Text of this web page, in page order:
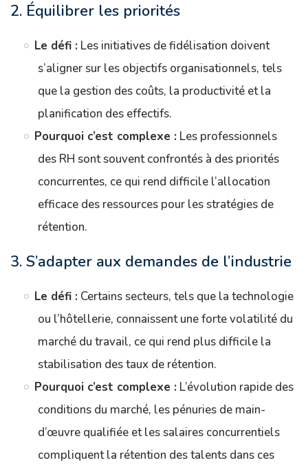
2. Équilibrer les priorités
Le défi : Les initiatives de fidélisation doivent
s’aligner sur les objectifs organisationnels, tels
que la gestion des coûts, la productivité et la
planification des effectifs.
Pourquoi c’est complexe : Les professionnels
des RH sont souvent confrontés à des priorités
concurrentes, ce qui rend difficile l’allocation
efficace des ressources pour les stratégies de
rétention.
3. S’adapter aux demandes de l’industrie
Le défi : Certains secteurs, tels que la technologie
ou l’hôtellerie, connaissent une forte volatilité du
marché du travail, ce qui rend plus difficile la
stabilisation des taux de rétention.
Pourquoi c’est complexe : L’évolution rapide des
conditions du marché, les pénuries de main-
d’œuvre qualifiée et les salaires concurrentiels
compliquent la rétention des talents dans ces